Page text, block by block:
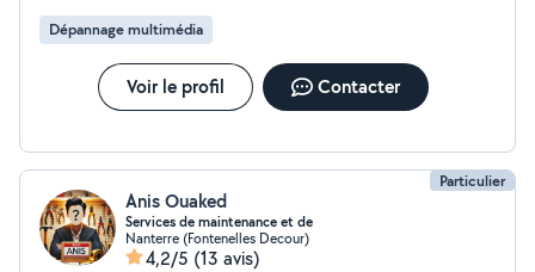
Dépannage multimédia
Voir le profil Contacter
Particulier
Anis Ouaked
Services de maintenance et de
Nanterre (Fontenelles Decour)
4,2/5 (13 avis)